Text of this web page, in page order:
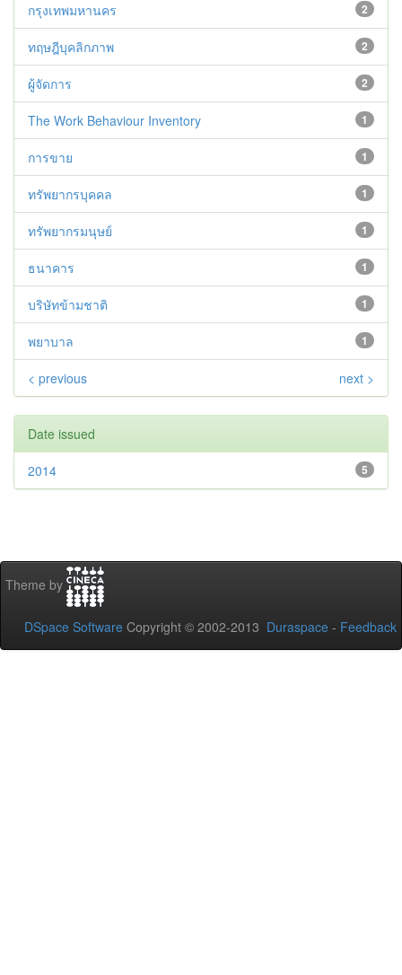
2
กรุงเทพมหานคร
2
ทฤษฎีบุคลิกภาพ
2
ผู้จัดการ
1
The Work Behaviour Inventory
1
การขาย
1
ทรัพยากรบุคคล
1
ทรัพยากรมนุษย์
1
ธนาคาร
1
บริษัทข้ามชาติ
1
พยาบาล
< previous next >
Date issued
5
2014
Theme by
DSpace Software Copyright © 2002-2013 Duraspace - Feedback